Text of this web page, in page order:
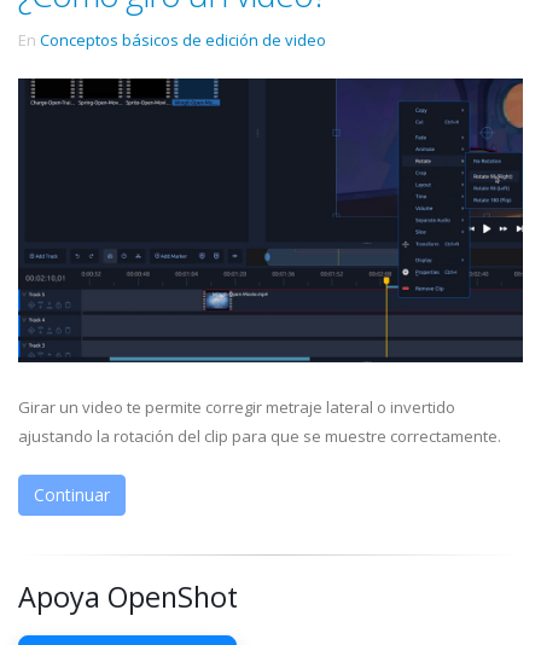
En Conceptos básicos de edición de video
Girar un video te permite corregir metraje lateral o invertido
ajustando la rotación del clip para que se muestre correctamente.
Continuar
Apoya OpenShot